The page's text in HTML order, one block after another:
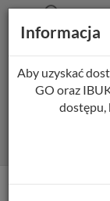
główne
główna
Tytuł pozycji:
Informacja
Aby uzyskać
GO oraz
dostępu,